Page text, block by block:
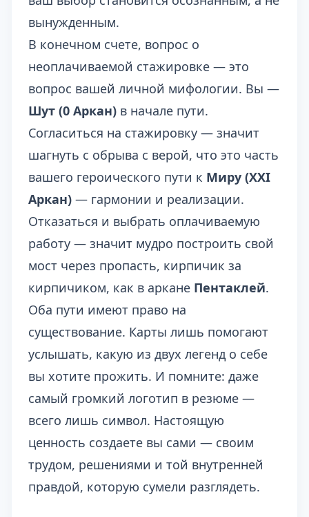
вынужденным.
В конечном счете, вопрос о
неоплачиваемой стажировке — это
вопрос вашей личной мифологии. Вы —
Шут (0 Аркан) в начале пути.
Согласиться на стажировку — значит
шагнуть с обрыва с верой, что это часть
вашего героического пути к Миру (XXI
Аркан) — гармонии и реализации.
Отказаться и выбрать оплачиваемую
работу — значит мудро построить свой
мост через пропасть, кирпичик за
кирпичиком, как в аркане Пентаклей.
Оба пути имеют право на
существование. Карты лишь помогают
услышать, какую из двух легенд о себе
вы хотите прожить. И помните: даже
самый громкий логотип в резюме —
всего лишь символ. Настоящую
ценность создаете вы сами — своим
трудом, решениями и той внутренней
правдой, которую сумели разглядеть.